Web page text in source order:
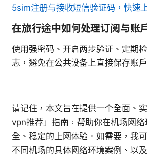
5sim注册与接收短信验证码，快速
在旅行途中如何处理订阅与账
使用强密码、开启两步验证、定期
志，避免在公共设备上直接保存账户
请记住，本文旨在提供一个全面、
vpn推荐」指南，帮助你在机场网络
全、稳定的上网体验。如需要，我
不同机场的具体网络环境案例、以